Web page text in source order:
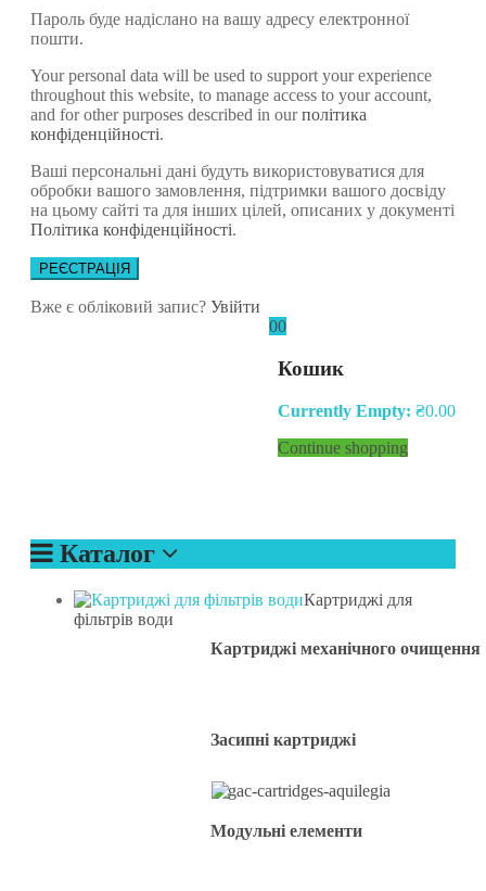
Пароль буде надіслано на вашу адресу електронної
пошти.
Your personal data will be used to support your experience
throughout this website, to manage access to your account,
and for other purposes described in ourполітика
конфіденційності.
Ваші персональні дані будуть використовуватися для
обробки вашого замовлення, підтримки вашого досвіду
на цьому сайті та для інших цілей, описаних у документі
Політика конфіденційності.
РЕЄСТРАЦІЯ
Вже є обліковий запис? Увійти
0
Кошик
Currently Empty: ₴0.00
Continue shopping
0
Каталог
Картриджі для
фільтрів води
Картриджі механічного очищення
Засипні картриджі
Модульні елементи